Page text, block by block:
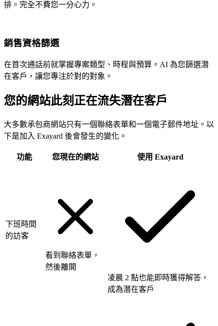
排。完全不費您一分心力。
銷售資格篩選
在首次通話前就掌握專案類型、時程與預算。AI 為您篩選潛
在客戶，讓您專注於對的對象。
您的網站此刻正在流失潛在客戶
大多數承包商網站只有一個聯絡表單和一個電子郵件地址。以
下是加入 Exayard 後會發生的變化。
功能 您現在的網站 使用 Exayard
下班時間
的訪客
看到聯絡表單，
然後離開
凌晨 2 點也能即時獲得解答，
成為潛在客戶